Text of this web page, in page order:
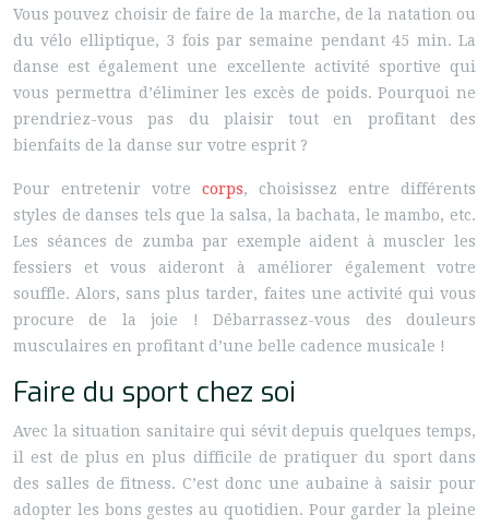
Vous pouvez choisir de faire de la marche, de la natation ou
du vélo elliptique, 3 fois par semaine pendant 45 min. La
danse est également une excellente activité sportive qui
vous permettra d’éliminer les excès de poids. Pourquoi ne
prendriez-vous pas du plaisir tout en profitant des
bienfaits de la danse sur votre esprit ?
Pour entretenir votre corps, choisissez entre différents
styles de danses tels que la salsa, la bachata, le mambo, etc.
Les séances de zumba par exemple aident à muscler les
fessiers et vous aideront à améliorer également votre
souffle. Alors, sans plus tarder, faites une activité qui vous
procure de la joie ! Débarrassez-vous des douleurs
musculaires en profitant d’une belle cadence musicale !
Faire du sport chez soi
Avec la situation sanitaire qui sévit depuis quelques temps,
il est de plus en plus difficile de pratiquer du sport dans
des salles de fitness. C’est donc une aubaine à saisir pour
adopter les bons gestes au quotidien. Pour garder la pleine